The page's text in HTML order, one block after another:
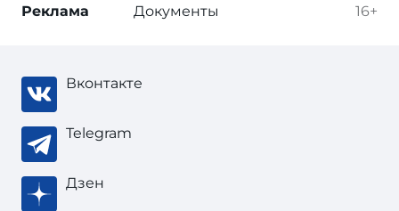
16+
Реклама Документы
Вконтакте
Telegram
Дзен